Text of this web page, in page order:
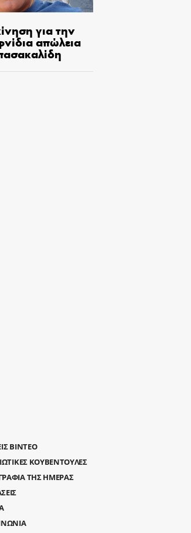
για την
απώλεια
ΒΙΝΤΕΟ
ΚΟΥΒΕΝΤΟΥΛΕΣ
ΤΗΣ ΗΜΕΡΑΣ